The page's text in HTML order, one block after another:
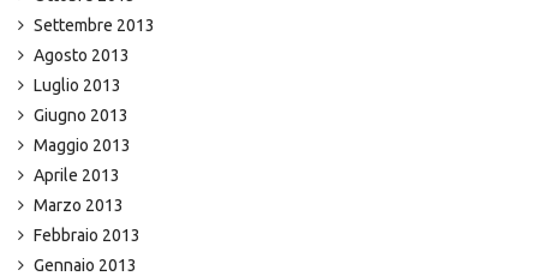
Settembre 2013
Agosto 2013
Luglio 2013
Giugno 2013
Maggio 2013
Aprile 2013
Marzo 2013
Febbraio 2013
Gennaio 2013